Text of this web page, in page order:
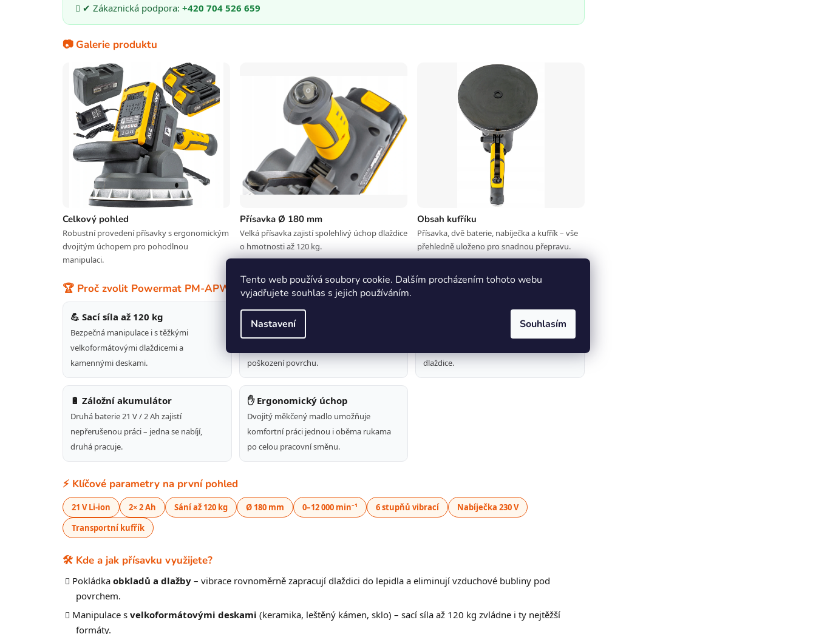
Tento web používá soubory cookie. Dalším procházením tohoto webu
vyjadřujete souhlas s jejich používáním.
Nastavení Souhlasím
✔ Zákaznická podpora: +420 704 526 659
📷 Galerie produktu
Celkový pohled
Robustní provedení přísavky s ergonomickým
dvojitým úchopem pro pohodlnou
manipulaci.
Přísavka Ø 180 mm
Velká přísavka zajistí spolehlivý úchop dlaždice
o hmotnosti až 120 kg.
Obsah kufříku
Přísavka, dvě baterie, nabíječka a kufřík – vše
přehledně uloženo pro snadnou přepravu.
🏆 Proč zvolit Powermat PM-APWDP-180T?
💪 Sací síla až 120 kg
Bezpečná manipulace i s těžkými
velkoformátovými dlaždicemi a
kamennými deskami.
🔵 Přísavka Ø 180 mm
poškození povrchu.
dlaždice.
🔋 Záložní akumulátor
Druhá baterie 21 V / 2 Ah zajistí
nepřerušenou práci – jedna se nabíjí,
druhá pracuje.
✋ Ergonomický úchop
Dvojitý měkčený madlo umožňuje
komfortní práci jednou i oběma rukama
po celou pracovní směnu.
⚡ Klíčové parametry na první pohled
21 V Li-ion 2× 2 Ah Sání až 120 kg Ø 180 mm 0–12 000 min⁻¹ 6 stupňů vibrací
Nabíječka 230 V
Transportní kufřík
🛠️ Kde a jak přísavku využijete?
Pokládka obkladů a dlažby – vibrace rovnoměrně zapracují dlaždici do lepidla a eliminují vzduchové bubliny pod
povrchem.
Manipulace s velkoformátovými deskami (keramika, leštěný kámen, sklo) – sací síla až 120 kg zvládne i ty nejtěžší
formáty.